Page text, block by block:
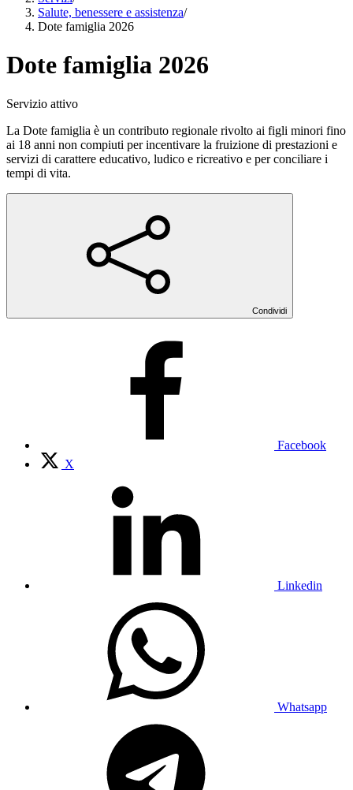
Salute, benessere e assistenza/
Dote famiglia 2026
Dote famiglia 2026
Servizio attivo
La Dote famiglia è un contributo regionale rivolto ai figli minori fino
ai 18 anni non compiuti per incentivare la fruizione di prestazioni e
servizi di carattere educativo, ludico e ricreativo e per conciliare i
tempi di vita.
Condividi
Facebook
X
Linkedin
Whatsapp